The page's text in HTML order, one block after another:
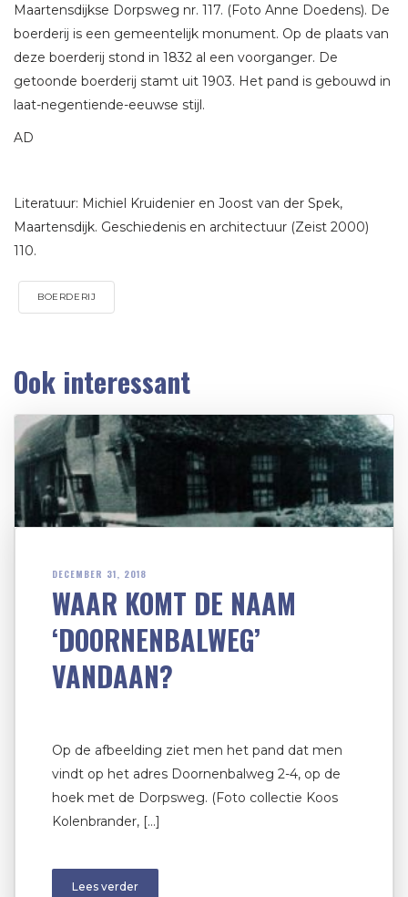
Maartensdijkse Dorpsweg nr. 117. (Foto Anne Doedens). De
boerderij is een gemeentelijk monument. Op de plaats van
deze boerderij stond in 1832 al een voorganger. De
getoonde boerderij stamt uit 1903. Het pand is gebouwd in
laat-negentiende-eeuwse stijl.
AD
Literatuur: Michiel Kruidenier en Joost van der Spek,
Maartensdijk. Geschiedenis en architectuur (Zeist 2000)
110.
BOERDERIJ
Ook interessant
DECEMBER 31, 2018
WAAR KOMT DE NAAM
‘DOORNENBALWEG’
VANDAAN?
Op de afbeelding ziet men het pand dat men
vindt op het adres Doornenbalweg 2-4, op de
hoek met de Dorpsweg. (Foto collectie Koos
Kolenbrander, […]
Lees verder